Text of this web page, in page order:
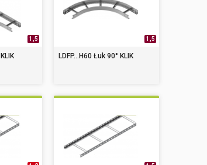
1,5 1,5
LDFP...H60 Łuk 90° KLIK